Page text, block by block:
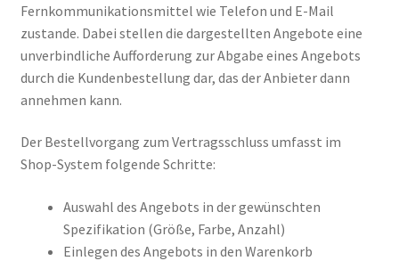
Fernkommunikationsmittel wie Telefon und E-Mail
zustande. Dabei stellen die dargestellten Angebote eine
unverbindliche Aufforderung zur Abgabe eines Angebots
durch die Kundenbestellung dar, das der Anbieter dann
annehmen kann.
Der Bestellvorgang zum Vertragsschluss umfasst im
Shop-System folgende Schritte:
Auswahl des Angebots in der gewünschten
Spezifikation (Größe, Farbe, Anzahl)
Einlegen des Angebots in den Warenkorb